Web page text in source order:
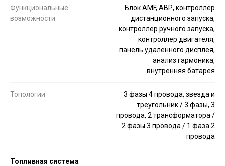
Функциональные
возможности
Блок AMF, АВР, контроллер
дистанционного запуска,
контроллер ручного запуска,
контроллер двигателя,
панель удаленного дисплея,
анализ гармоника,
внутренняя батарея
Топологии
3 фазы 4 провода, звезда и
треугольник / 3 фазы, 3
провода, 2 трансформатора /
2 фазы 3 провода / 1 фаза 2
провода
Топливная система